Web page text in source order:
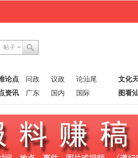
帖子
论点 问政 议政
论汕尾
资讯
广东 国内 国际
文化
图看